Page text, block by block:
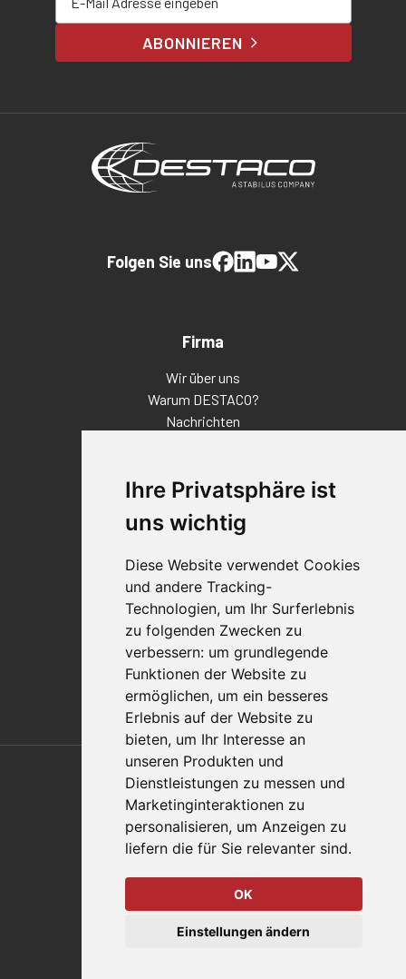
Ihre Privatsphäre ist
uns wichtig
Diese Website verwendet Cookies
und andere Tracking-
Technologien, um Ihr Surferlebnis
zu folgenden Zwecken zu
verbessern: um grundlegende
Funktionen der Website zu
ermöglichen, um ein besseres
Erlebnis auf der Website zu
bieten, um Ihr Interesse an
unseren Produkten und
Dienstleistungen zu messen und
Marketinginteraktionen zu
personalisieren, um Anzeigen zu
liefern die für Sie relevanter sind.
OK
Einstellungen ändern
ABONNIEREN
Firma
Wir über uns
Warum DESTACO?
Nachrichten
Standorte
Qualitätsaussage
Kontakt
Vertriebspartnerfinder
Häufig gestellte Fragen
Datenschutz-Bestimmungen
Nutzungsbedingungen
Richtlinien/AGBs
Folgen Sie uns
Also of Interest
Automation Solutions
Applications
© 2026 DESTACO,